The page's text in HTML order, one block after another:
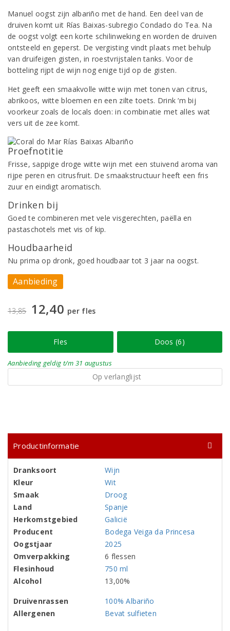
Manuel oogst zijn albariño met de hand. Een deel van de
druiven komt uit Rías Baixas-subregio Condado do Tea. Na
de oogst volgt een korte schilinweking en worden de druiven
ontsteeld en geperst. De vergisting vindt plaats met behulp
van druifeigen gisten, in roestvrijstalen tanks. Voor de
botteling rijpt de wijn nog enige tijd op de gisten.
Het geeft een smaakvolle witte wijn met tonen van citrus,
abrikoos, witte bloemen en een zilte toets. Drink ‘m bij
voorkeur zoals de locals doen: in combinatie met alles wat
vers uit de zee komt.
Proefnotitie
Frisse, sappige droge witte wijn met een stuivend aroma van
rijpe peren en citrusfruit. De smaakstructuur heeft een fris
zuur en eindigt aromatisch.
Drinken bij
Goed te combineren met vele visgerechten, paëlla en
pastaschotels met vis of kip.
Houdbaarheid
Nu prima op dronk, goed houdbaar tot 3 jaar na oogst.
Aanbieding
13,85 12,40 per fles
Fles Doos (6)
Aanbieding geldig t/m 31 augustus
Op verlanglijst
Productinformatie
Dranksoort
Wijn
Kleur
Wit
Smaak
Droog
Land
Spanje
Herkomstgebied
Galicië
Producent
Bodega Veiga da Princesa
Oogstjaar
2025
Omverpakking
6 flessen
Flesinhoud
750 ml
Alcohol
13,00%
Druivenrassen
100% Albariño
Allergenen
Bevat sulfieten